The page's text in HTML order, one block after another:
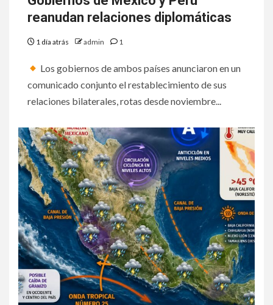
reanudan relaciones diplomáticas
1 día atrás admin 1
Los gobiernos de ambos países anunciaron en un
comunicado conjunto el restablecimiento de sus
relaciones bilaterales, rotas desde noviembre...